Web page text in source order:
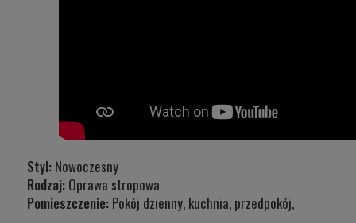
Styl: Nowoczesny
Rodzaj: Oprawa stropowa
Pomieszczenie: Pokój dzienny, kuchnia, przedpokój,